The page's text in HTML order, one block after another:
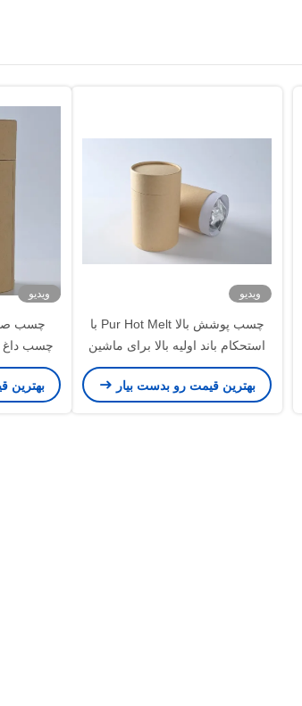
ویدیو
چسب پوشش بالا Pur Hot Melt با
استحکام باند اولیه بالا برای ماشین
لباسشویی
بهترین قیمت رو بدست بیار
ویدیو
چسب داغ
بهترین